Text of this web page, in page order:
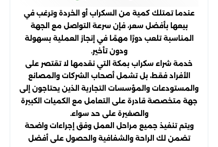
عندما تمتلك كمية من السكراب أو الخردة وترغب في
بيعها بأفضل سعر، فإن سرعة التواصل مع الجهة
المناسبة تلعب دورًا مهمًا في إنجاز العملية بسهولة
ودون تأخير.
خدمة شراء سكراب بمكة التي نقدمها لا تقتصر على
الأفراد فقط، بل تشمل أصحاب الشركات والمصانع
والمستودعات والمؤسسات التجارية الذين يحتاجون إلى
جهة متخصصة قادرة على التعامل مع الكميات الكبيرة
والصغيرة على حد سواء.
ويتم تنفيذ جميع مراحل العمل وفق إجراءات واضحة
تضمن لك الراحة والشفافية والحصول على أفضل